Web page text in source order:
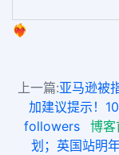
❤️‍🔥
上一篇:亚马逊被
加建议提示！
followers
博客
划；英国站明